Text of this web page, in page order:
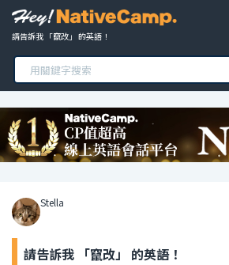
請告訴我 「竄改」 的英語！
Stella
請告訴我 「竄改」 的英語！